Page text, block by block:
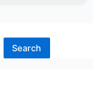
Search